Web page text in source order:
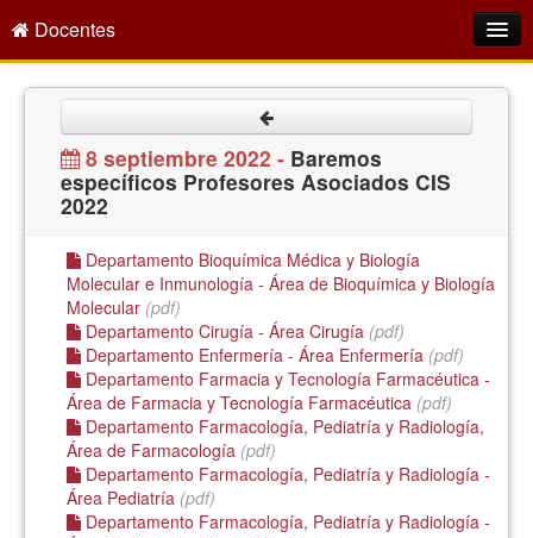
Docentes
Empleo Público
Gestión PDI
Seprus
Acción Social
Directorio
8 septiembre 2022 - Baremos
específicos Profesores Asociados CIS
2022
Departamento Bioquímica Médica y Biología
Molecular e Inmunología - Área de Bioquímica y Biología
Molecular (pdf)
Departamento Cirugía - Área Cirugía (pdf)
Departamento Enfermería - Área Enfermería (pdf)
Departamento Farmacia y Tecnología Farmacéutica -
Área de Farmacia y Tecnología Farmacéutica (pdf)
Departamento Farmacología, Pediatría y Radiología,
Área de Farmacología (pdf)
Departamento Farmacología, Pediatría y Radiología -
Área Pediatría (pdf)
Departamento Farmacología, Pediatría y Radiología -